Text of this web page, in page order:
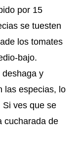
por 15
se tuesten
los tomates
bajo.
y
las especias, lo
Si ves que se
cucharada de